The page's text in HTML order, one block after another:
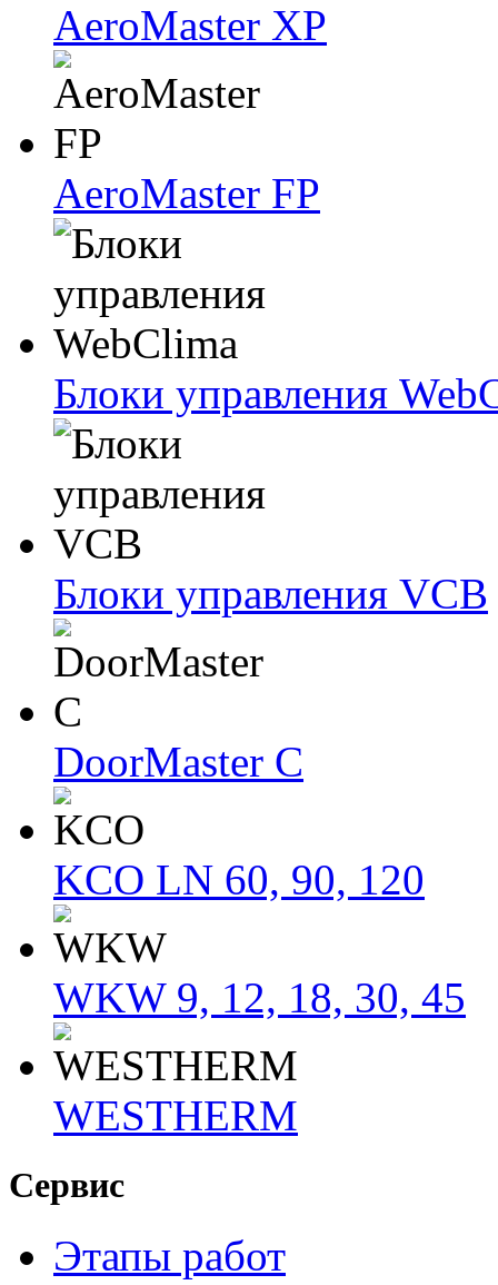
AeroMaster XP
AeroMaster FP
Блоки упрaвлeния
Блоки упрaвлeния VCB
DoorMaster C
KCO LN 60, 90, 120
WKW 9, 12, 18, 30, 45
WESTHERM
Сервис
Этапы работ